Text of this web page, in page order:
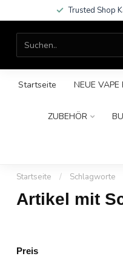
Trusted Shop
Startseite NEUE VAPE
ZUBEHÖR
Startseite / Schlagworte
Artikel mit
Preis